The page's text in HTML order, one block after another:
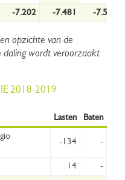
-7.202 -7.481 -7.589
opzichte van de
wordt veroorzaakt
2018-2019
Lasten Baten
-134 -
14 -